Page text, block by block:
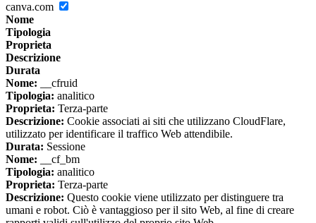
canva.com
Nome
Tipologia
Proprieta
Descrizione
Durata
Nome: __cfruid
Tipologia: analitico
Proprieta: Terza-parte
Descrizione: Cookie associati ai siti che utilizzano CloudFlare,
utilizzato per identificare il traffico Web attendibile.
Durata: Sessione
Nome: __cf_bm
Tipologia: analitico
Proprieta: Terza-parte
Descrizione: Questo cookie viene utilizzato per distinguere tra
umani e robot. Ciò è vantaggioso per il sito Web, al fine di creare